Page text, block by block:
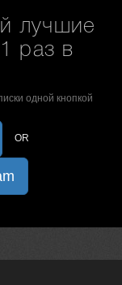
лучшие
раз в
одной кнопкой
OR